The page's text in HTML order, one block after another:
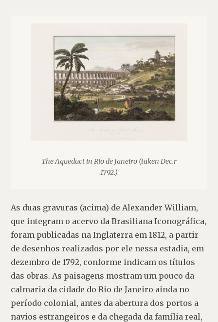
The Aqueduct in Rio de Janeiro (taken Dec.r
1792.)
As duas gravuras (acima) de Alexander William,
que integram o acervo da Brasiliana Iconográfica,
foram publicadas na Inglaterra em 1812, a partir
de desenhos realizados por ele nessa estadia, em
dezembro de 1792, conforme indicam os títulos
das obras. As paisagens mostram um pouco da
calmaria da cidade do Rio de Janeiro ainda no
período colonial, antes da abertura dos portos a
navios estrangeiros e da chegada da família real,